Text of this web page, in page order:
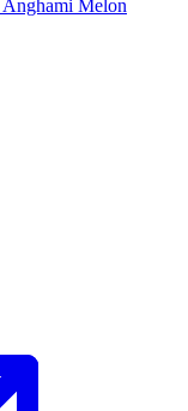
Anghami Melon